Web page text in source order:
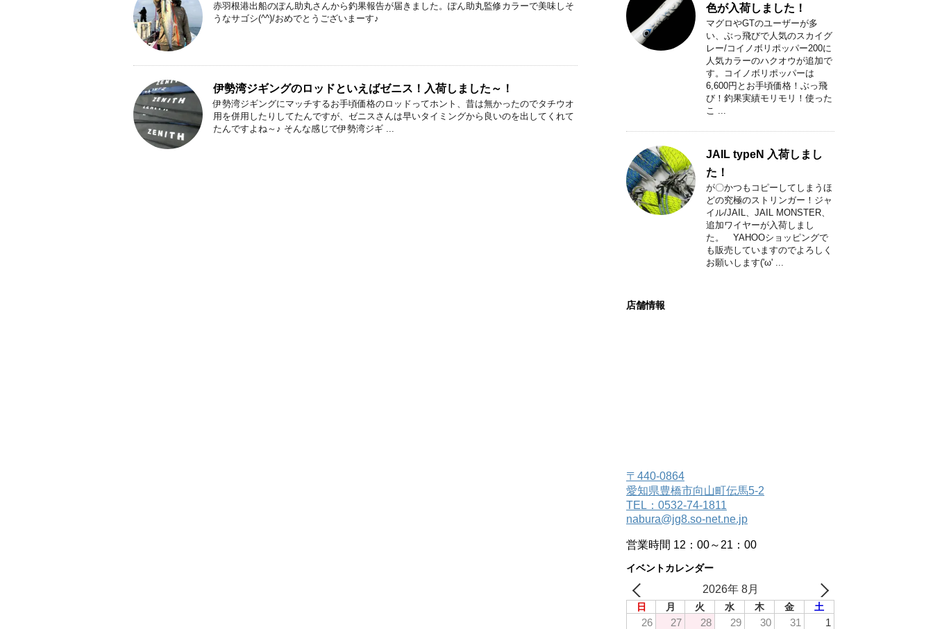
赤羽根港出船のぽん助丸さんから釣果報告が届きました。ぽん助丸監修カラーで美味しそ
うなサゴシ(^^)/おめでとうございまーす♪
伊勢湾ジギングのロッドといえばゼニス！入荷しました～！
伊勢湾ジギングにマッチするお手頃価格のロッドってホント、昔は無かったのでタチウオ
用を併用したりしてたんですが、ゼニスさんは早いタイミングから良いのを出してくれて
たんですよね～♪ そんな感じで伊勢湾ジギ ...
色が入荷しました！
マグロやGTのユーザーが多
い、ぶっ飛びで人気のスカイグ
レー/コイノボリポッパー200に
人気カラーのハクオウが追加で
す。コイノボリポッパーは
6,600円とお手頃価格！ぶっ飛
び！釣果実績モリモリ！使った
こ ...
JAIL typeN 入荷しまし
た！
が〇かつもコピーしてしまうほ
どの究極のストリンガー！ジャ
イル/JAIL、JAIL MONSTER、
追加ワイヤーが入荷しまし
た。 YAHOOショッピングで
も販売していますのでよろしく
お願いします('ω' ...
店舗情報
〒440-0864
愛知県豊橋市向山町伝馬5-2
TEL：0532-74-1811
nabura@jg8.so-net.ne.jp
営業時間 12：00～21：00
イベントカレンダー
2026年 8月
日 月 火 水 木 金 土
26 27 28 29 30 31 1